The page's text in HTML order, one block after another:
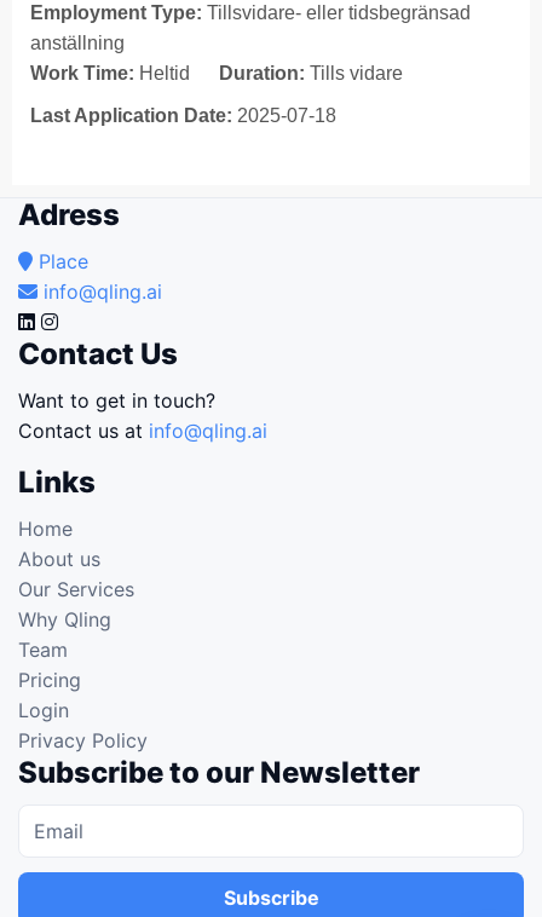
Employment Type: Tillsvidare- eller tidsbegränsad
anställning
Work Time: Heltid Duration: Tills vidare
Last Application Date: 2025-07-18
Adress
Place
info@qling.ai
Contact Us
Want to get in touch?
Contact us at info@qling.ai
Links
Home
About us
Our Services
Why Qling
Team
Pricing
Login
Privacy Policy
Subscribe to our Newsletter
Subscribe